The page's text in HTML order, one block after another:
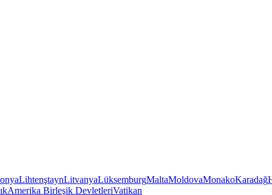
LihtenştaynLitvanyaLüksemburgMaltaMoldovaMonakoKaradağ
Amerika Birleşik DevletleriVatikan